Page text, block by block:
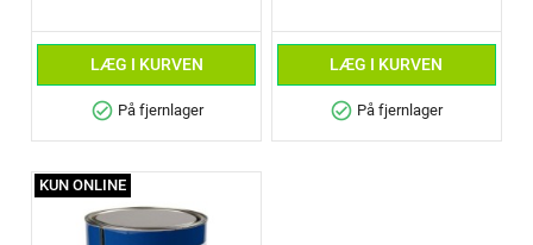
LÆG I KURVEN
check_circle På fjernlager
LÆG I KURVEN
check_circle På fjernlager
KUN ONLINE